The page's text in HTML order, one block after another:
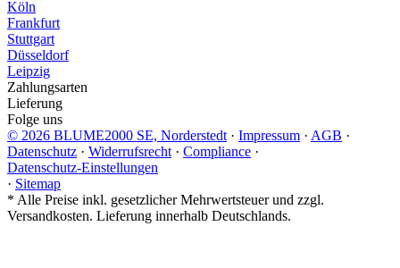
Köln
Frankfurt
Stuttgart
Düsseldorf
Leipzig
Zahlungsarten
Lieferung
Folge uns
© 2026 BLUME2000 SE, Norderstedt · Impressum · AGB ·
Datenschutz · Widerrufsrecht · Compliance ·
Datenschutz-Einstellungen
· Sitemap
* Alle Preise inkl. gesetzlicher Mehrwertsteuer und zzgl.
Versandkosten. Lieferung innerhalb Deutschlands.